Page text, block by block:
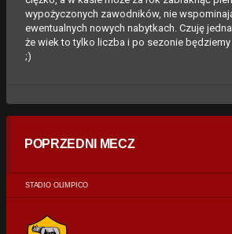
wypożyczonych zawodników, nie
ewentualnych nowych nabytkach. Czuję
że wiek to tylko liczba i po sezonie
;)
POPRZEDNI MECZ
STADIO OLIMPICO